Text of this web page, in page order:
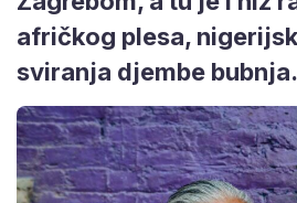
afričkog plesa,
sviranja djembe bubnja.